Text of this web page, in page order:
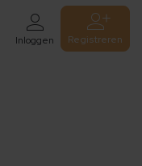
Inloggen Registreren